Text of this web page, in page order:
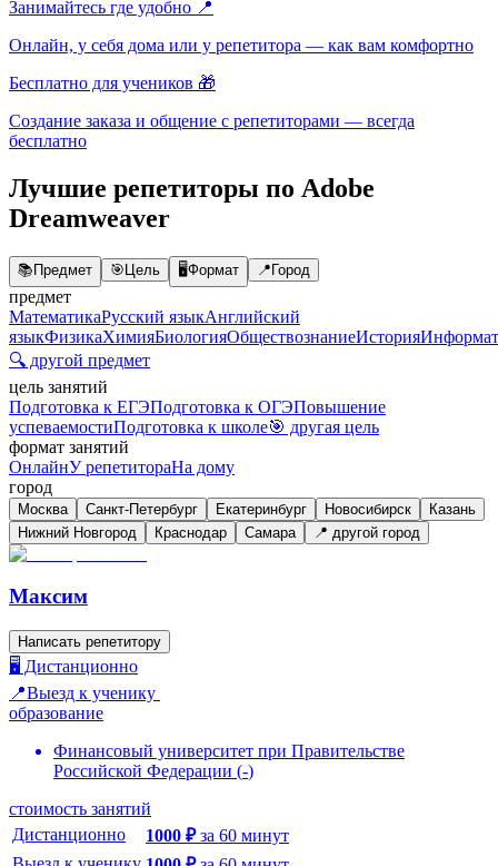
Занимайтесь где удобно 📍
Онлайн, у себя дома или у репетитора — как вам комфортно
Бесплатно для учеников 🎁
Создание заказа и общение с репетиторами — всегда
бесплатно
Лучшие репетиторы по Adobe
Dreamweaver
📚Предмет 🎯Цель 🖥️Формат 📍Город
предмет
МатематикаРусский языкАнглийский
языкФизикаХимияБиологияОбществознаниеИстория
🔍 другой предмет
цель занятий
Подготовка к ЕГЭПодготовка к ОГЭПовышение
успеваемостиПодготовка к школе🎯 другая цель
формат занятий
ОнлайнУ репетитораНа дому
город
Москва Санкт-Петербург Екатеринбург Новосибирск
Казань
Нижний Новгород
Краснодар Самара 📍 другой город
Максим
Написать репетитору
🖥️ Дистанционно
📍Выезд к ученику
образование
Финансовый университет при Правительстве
Российской Федерации (-)
стоимость занятий
Дистанционно
1000 ₽ за 60 минут